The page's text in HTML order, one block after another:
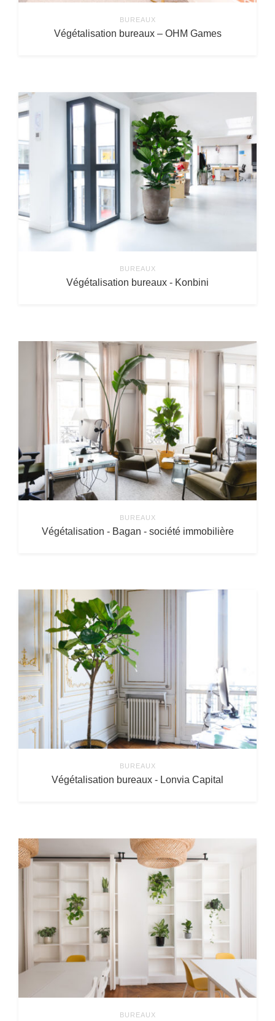
BUREAUX
Végétalisation bureaux – OHM Games
BUREAUX
Végétalisation bureaux - Konbini
BUREAUX
Végétalisation - Bagan - société immobilière
BUREAUX
Végétalisation bureaux - Lonvia Capital
BUREAUX